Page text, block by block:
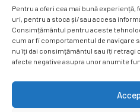
Pentru a oferi cea mai bună
uri, pentru a stoca și/sau accesa
Consimțământul pentru aceste
cum ar fi comportamentul de navigare
nu îți dai consimțământul sau îți retragi
afecte negative asupra unor anumite
Ne puteți găsi și pe rețelele sociale.